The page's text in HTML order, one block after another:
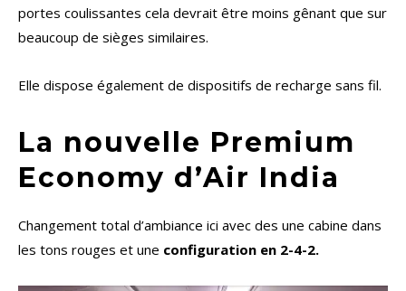
portes coulissantes cela devrait être moins gênant que sur
beaucoup de sièges similaires.
Elle dispose également de dispositifs de recharge sans fil.
La nouvelle Premium
Economy d’Air India
Changement total d’ambiance ici avec des une cabine dans
les tons rouges et une configuration en 2-4-2.